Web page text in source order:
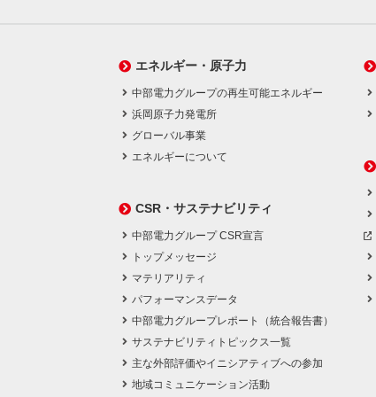
エネルギー・原子力
中部電力グループの再生可能エネルギー
浜岡原子力発電所
グローバル事業
エネルギーについて
CSR・サステナビリティ
中部電力グループ CSR宣言
トップメッセージ
マテリアリティ
パフォーマンスデータ
中部電力グループレポート（統合報告書）
サステナビリティトピックス一覧
主な外部評価やイニシアティブへの参加
地域コミュニケーション活動